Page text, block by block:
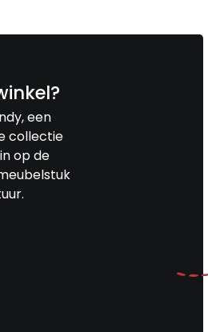
een
collectie
op de